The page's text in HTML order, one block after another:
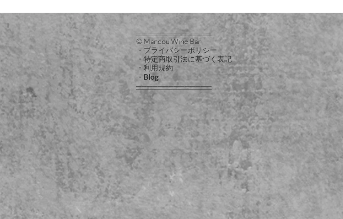
──────────────
© Mandou Wine Bar
・プライバシーポリシー
・特定商取引法に基づく表記
・利用規約
・ Blog
──────────────
店舗・相談
Mandou案内（ホーム）
お問い合わせ
Mandouブログ